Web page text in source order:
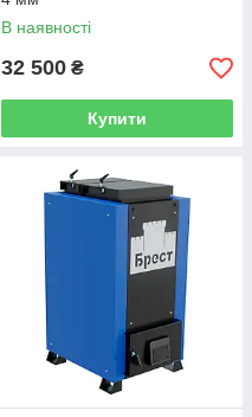
В наявності
32 500 ₴
Купити